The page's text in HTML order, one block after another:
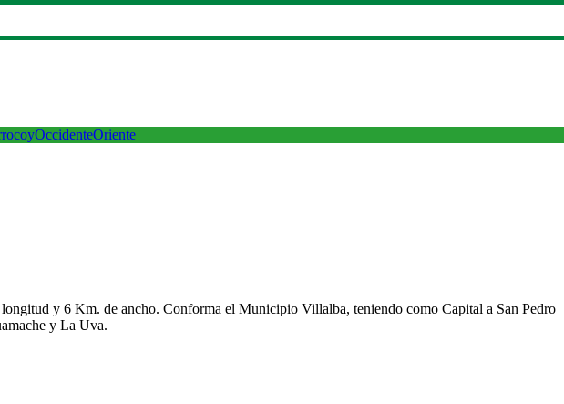
OccidenteOriente
y 6 Km. de ancho. Conforma el Municipio Villalba, teniendo como Capital a San Pedro
y La Uva.